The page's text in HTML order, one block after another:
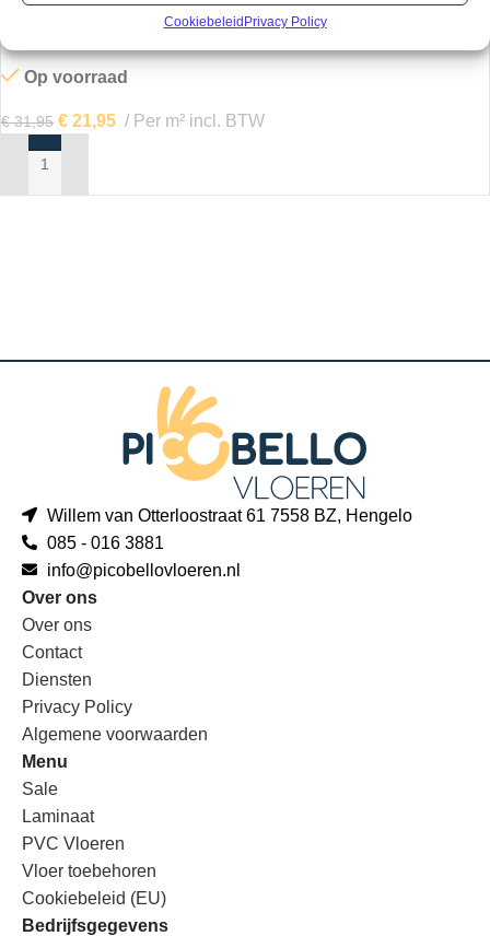
Cookiebeleid Privacy Policy
-31%
Otium Everest Light Grey Laminaat
Op voorraad
€31,95 € 21,95 Per m² incl. BTW
IN MIJN WINKELWAGEN
Willem van Otterloostraat 61 7558 BZ, Hengelo
085 - 016 3881
info@picobellovloeren.nl
Over ons
Over ons
Contact
Diensten
Privacy Policy
Algemene voorwaarden
Menu
Sale
Laminaat
PVC Vloeren
Vloer toebehoren
Cookiebeleid (EU)
Bedrijfsgegevens